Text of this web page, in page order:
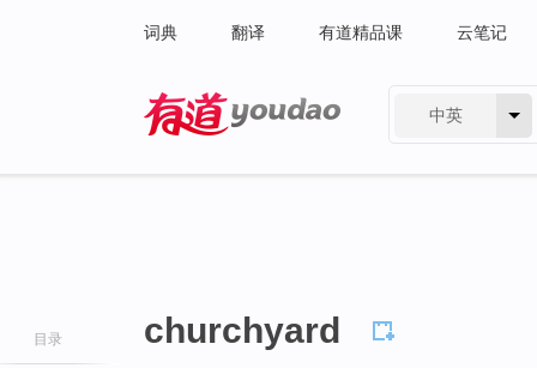
词典 翻译 有道精品课 云笔记
中英
目录 churchyard